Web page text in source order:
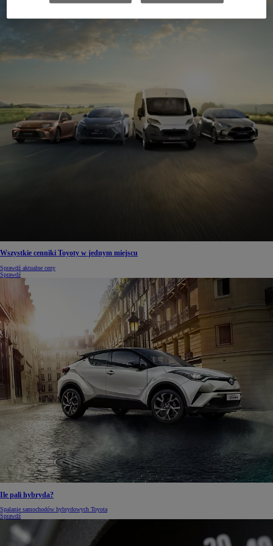
Wszystkie cenniki Toyoty w jednym miejscu
Sprawdź aktualne ceny
Sprawdź
Ile pali hybryda?
Spalanie samochodów hybrydowych Toyota
Sprawdź